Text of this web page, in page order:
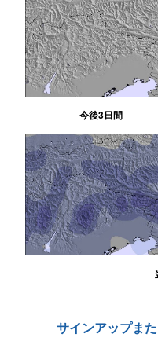
今後3日間
サインアップま